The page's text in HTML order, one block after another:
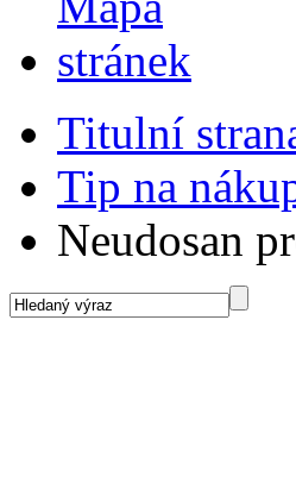
Titulní
Tip na
Neudosan